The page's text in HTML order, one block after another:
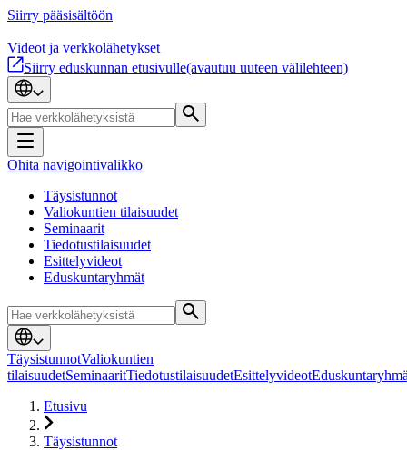
Siirry pääsisältöön
Videot ja verkkolähetykset
Siirry eduskunnan etusivulle(avautuu uuteen välilehteen)
Ohita navigointivalikko
Täysistunnot
Valiokuntien tilaisuudet
Seminaarit
Tiedotustilaisuudet
Esittelyvideot
Eduskuntaryhmät
TäysistunnotValiokuntien
tilaisuudetSeminaaritTiedotustilaisuudetEsittelyvideot
Etusivu
Täysistunnot